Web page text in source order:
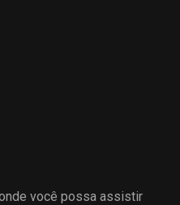
você possa assistir